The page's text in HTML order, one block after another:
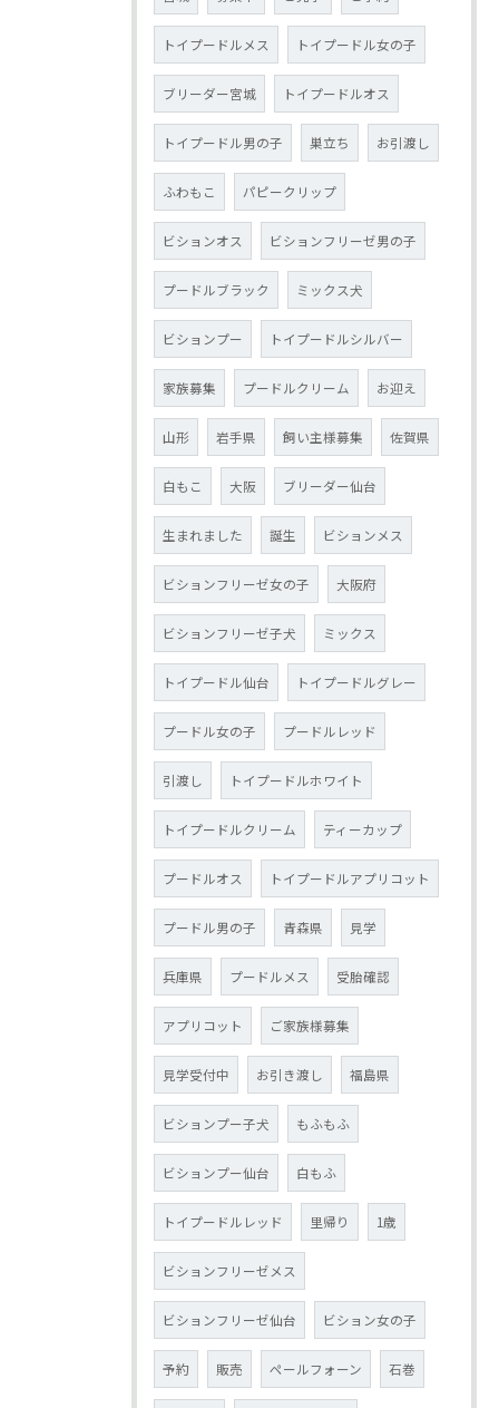
トイプードルメス トイプードル女の子
ブリーダー宮城 トイプードルオス
トイプードル男の子 巣立ち お引渡し
ふわもこ パピークリップ
ビションオス ビションフリーゼ男の子
プードルブラック ミックス犬
ビションプー トイプードルシルバー
家族募集 プードルクリーム お迎え
山形 岩手県 飼い主様募集 佐賀県
白もこ 大阪 ブリーダー仙台
生まれました 誕生 ビションメス
ビションフリーゼ女の子 大阪府
ビションフリーゼ子犬 ミックス
トイプードル仙台 トイプードルグレー
プードル女の子 プードルレッド
引渡し トイプードルホワイト
トイプードルクリーム ティーカップ
プードルオス トイプードルアプリコット
プードル男の子 青森県 見学
兵庫県 プードルメス 受胎確認
アプリコット ご家族様募集
見学受付中 お引き渡し 福島県
ビションプー子犬 もふもふ
ビションプー仙台 白もふ
トイプードルレッド 里帰り 1歳
ビションフリーゼメス
ビションフリーゼ仙台 ビション女の子
予約 販売 ペールフォーン 石巻